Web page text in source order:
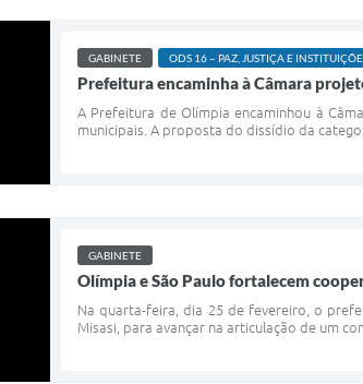
GABINETE ODS 16 – PAZ, JUSTIÇA E
Prefeitura encaminha à Câmara
A Prefeitura de Olímpia encaminhou à
municipais. A proposta do dissídio da
GABINETE
Olímpia e São Paulo fortalecem
Na quarta-feira, dia 25 de fevereiro, o
Misasi, para avançar na articulação de um